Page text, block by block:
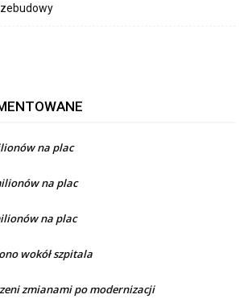
na plac
na plac
na plac
wokół szpitala
zmianami po modernizacji